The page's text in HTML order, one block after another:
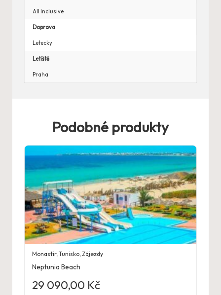
All Inclusive
Doprava
Letecky
Letiště
Praha
Podobné produkty
Monastir,Tunisko Zájezdy
Neptunia Beach
29 090,00 Kč